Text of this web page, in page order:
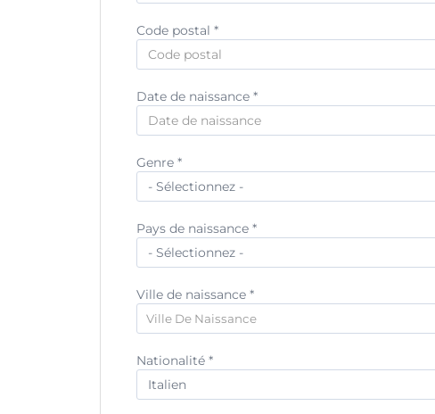
Code postal *
Pays de résidence *
Code postal de résidence
Adresse de résidence
Date de naissance *
Genre *
Pays de naissance *
Ville de naissance *
Ville De Naissance
Nationalité *